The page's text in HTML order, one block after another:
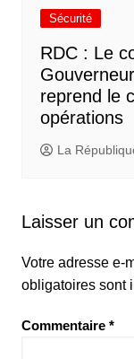
Sécurité
RDC : Le
reprend le
opérations
La
Laisser un
Votre adresse e-
obligatoires sont
Commentaire *